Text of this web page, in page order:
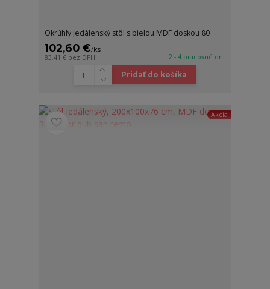
Okrúhly jedálenský stôl s bielou MDF doskou 80
102,60 €/ks
83,41 € bez DPH 2 - 4 pracovné dni
Pridať do košíka
Akcia